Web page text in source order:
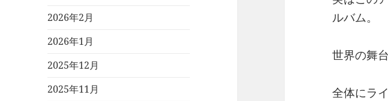
2026年2月
2026年1月
2025年12月
2025年11月
ルバム。
世界の舞
全体にラ